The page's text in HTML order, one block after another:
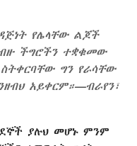
የሌላቸው ልጆች
ችግሮችን ተቋቁመው
ግን የራሳቸው
አይቀርም።—ብራየን፣
ያሉህ መሆኑ ምንም